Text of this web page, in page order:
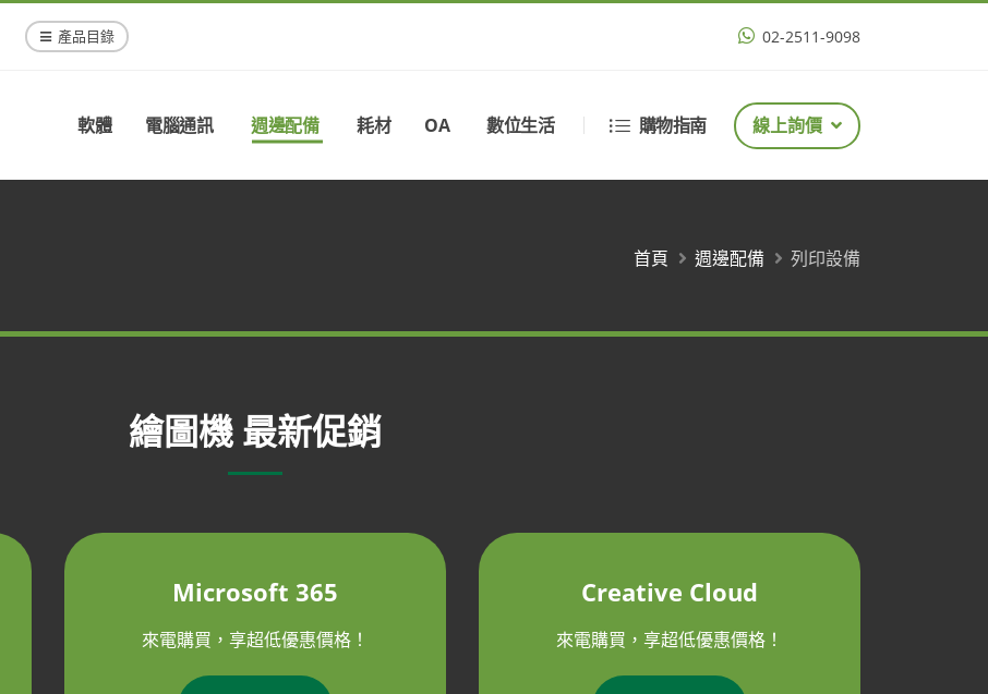
產品目錄 02-2511-9098
軟體 電腦通訊 週邊配備 耗材 OA 數位生活 購物指南 線上詢價
首頁 週邊配備 列印設備
繪圖機 最新促銷
Microsoft 365
來電購買，享超低優惠價格！
Creative Cloud
來電購買，享超低優惠價格！